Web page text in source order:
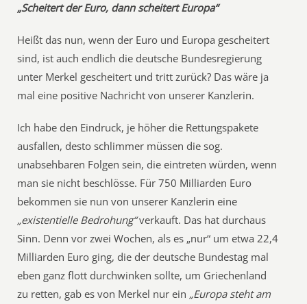
„Scheitert der Euro, dann scheitert Europa“
Heißt das nun, wenn der Euro und Europa gescheitert
sind, ist auch endlich die deutsche Bundesregierung
unter Merkel gescheitert und tritt zurück? Das wäre ja
mal eine positive Nachricht von unserer Kanzlerin.
Ich habe den Eindruck, je höher die Rettungspakete
ausfallen, desto schlimmer müssen die sog.
unabsehbaren Folgen sein, die eintreten würden, wenn
man sie nicht beschlösse. Für 750 Milliarden Euro
bekommen sie nun von unserer Kanzlerin eine
„existentielle Bedrohung“verkauft. Das hat durchaus
Sinn. Denn vor zwei Wochen, als es „nur“ um etwa 22,4
Milliarden Euro ging, die der deutsche Bundestag mal
eben ganz flott durchwinken sollte, um Griechenland
zu retten, gab es von Merkel nur ein „Europa steht am